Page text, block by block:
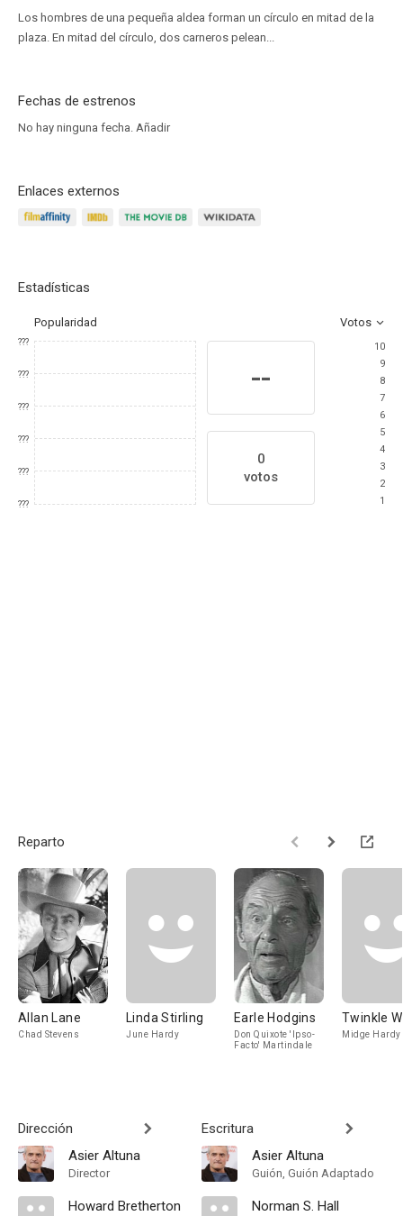
Los hombres de una pequeña aldea forman un círculo en mitad de la
plaza. En mitad del círculo, dos carneros pelean...
Fechas de estrenos
No hay ninguna fecha. Añadir
Enlaces externos
Estadísticas
Popularidad Votos
???
???
???
???
???
???
--
0
votos
10
9
8
7
6
5
4
3
2
1
Reparto
Allan Lane
Chad Stevens
Linda Stirling
June Hardy
Earle Hodgins
Don Quixote 'Ipso-
Facto' Martindale
Twinkle
Midge Hardy
Dirección
Asier Altuna
Director
Howard Bretherton
Escritura
Asier Altuna
Guión, Guión Adaptado
Norman S. Hall